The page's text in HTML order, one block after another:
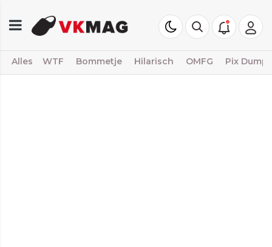
Alles WTF Bommetje Hilarisch OMFG Pix Dump